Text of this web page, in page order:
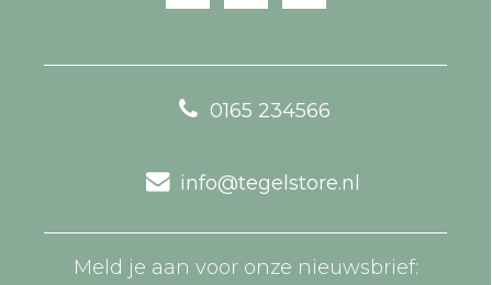
0165 234566
info@tegelstore.nl
Meld je aan voor onze nieuwsbrief: